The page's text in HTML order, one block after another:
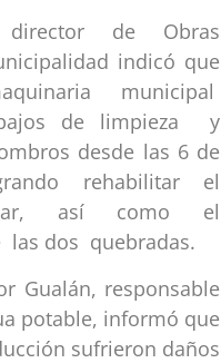
director de Obras
indicó que
municipal
de limpieza y
desde las 6 de
rehabilitar el
así como el
las dos quebradas.
Gualán, responsable
potable, informó que
sufrieron daños